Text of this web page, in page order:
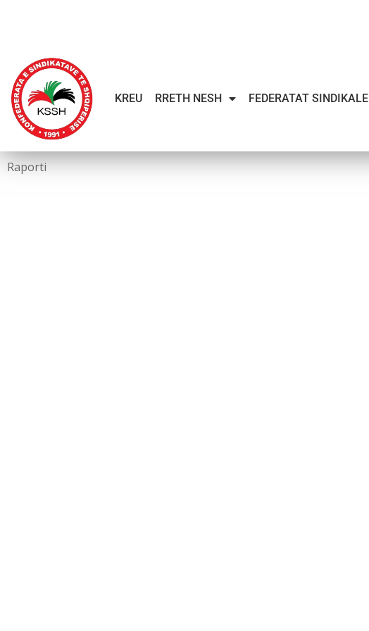
KREU RRETH NESH FEDERATAT SINDIKALE
Raporti